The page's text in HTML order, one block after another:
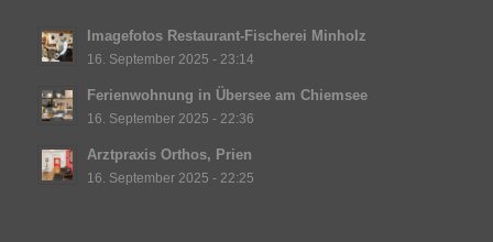
Imagefotos Restaurant-Fischerei Minholz
16. September 2025 - 23:14
Ferienwohnung in Übersee am Chiemsee
16. September 2025 - 22:36
Arztpraxis Orthos, Prien
16. September 2025 - 22:25